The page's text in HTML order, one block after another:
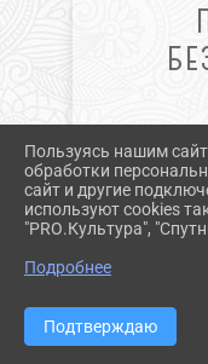
Пользуясь нашим
обработки
сайт и другие
используют cookies
"PRO.Культура",
Подробнее
Подтверждаю